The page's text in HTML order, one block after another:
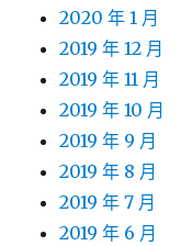
2020 年 1 月
2019 年 12 月
2019 年 11 月
2019 年 10 月
2019 年 9 月
2019 年 8 月
2019 年 7 月
2019 年 6 月